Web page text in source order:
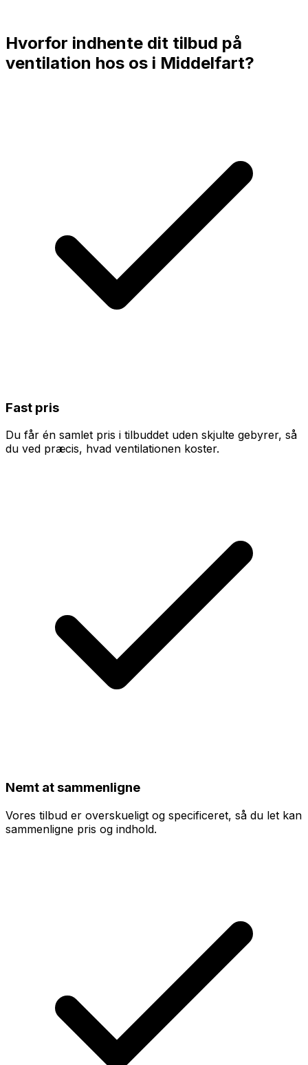
Hvorfor indhente dit tilbud på
ventilation hos os i Middelfart?
Fast pris
Du får én samlet pris i tilbuddet uden skjulte gebyrer, så
du ved præcis, hvad ventilationen koster.
Nemt at sammenligne
Vores tilbud er overskueligt og specificeret, så du let kan
sammenligne pris og indhold.